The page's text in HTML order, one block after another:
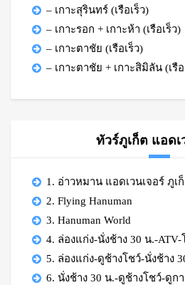
– เกาะสุรินทร์ (เรือเร็ว)
– เกาะรอก + เกาะห้า (เรือเร็ว)
– เกาะตาชัย (เรือเร็ว)
– เกาะตาชัย + เกาะสิมิลัน (เรือ
ทัวร์ภูเก็ต แอดเ
1. อ่าวหมาน แอดเวนเจอร์ ภูเ
2. Flying Hanuman
3. Hanuman World
4. ล่องแก่ง-นั่งช้าง 30 น.-
5. ล่องแก่ง-ดูช้างโชว์-นั่งช้าง
6. นั่งช้าง 30 น.-ดูช้างโชว์-ดูก